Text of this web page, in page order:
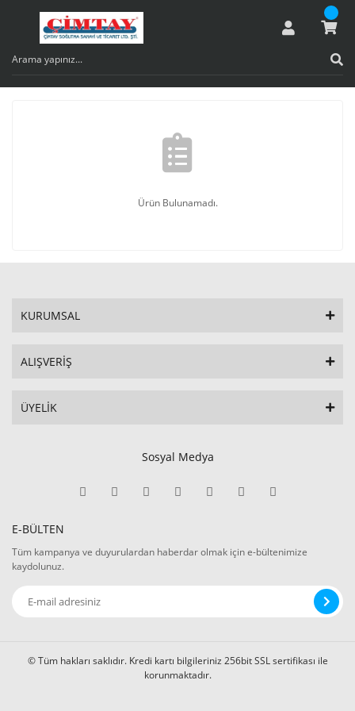
Ürün Bulunamadı.
KURUMSAL
ALIŞVERİŞ
ÜYELİK
Sosyal Medya
E-BÜLTEN
Tüm kampanya ve duyurulardan haberdar olmak için e-bültenimize
kaydolunuz.
© Tüm hakları saklıdır. Kredi kartı bilgileriniz 256bit SSL sertifikası ile
korunmaktadır.